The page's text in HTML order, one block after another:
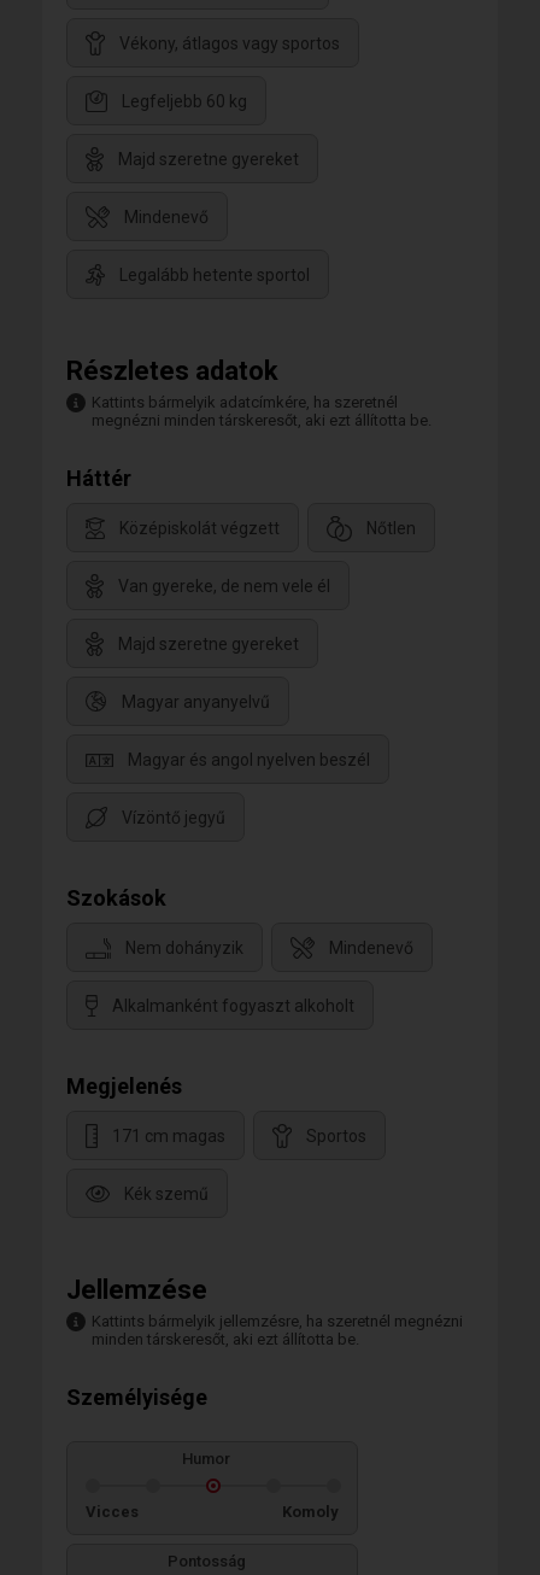
Vékony, átlagos vagy sportos
Legfeljebb 60 kg
Majd szeretne gyereket
Mindenevő
Legalább hetente sportol
Részletes adatok
Kattints bármelyik adatcímkére, ha szeretnél
megnézni minden társkeresőt, aki ezt állította be.
Háttér
Középiskolát végzett Nőtlen
Van gyereke, de nem vele él
Majd szeretne gyereket
Magyar anyanyelvű
Magyar és angol nyelven beszél
Vízöntő jegyű
Szokások
Nem dohányzik Mindenevő
Alkalmanként fogyaszt alkoholt
Megjelenés
171 cm magas Sportos
Kék szemű
Jellemzése
Kattints bármelyik jellemzésre, ha szeretnél megnézni
minden társkeresőt, aki ezt állította be.
Személyisége
Humor
Vicces Komoly
Pontosság